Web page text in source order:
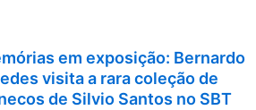
em exposição: Bernardo
visita a rara coleção de
de Silvio Santos no SBT